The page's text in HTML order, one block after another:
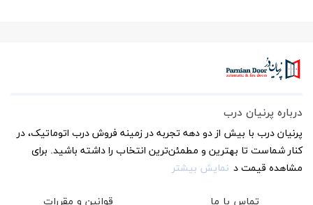
درباره پرنیان درب
پرنیان درب با بیش از دو دهه تجربه در زمینه فروش درب اتوماتیک، در
کنار شماست تا بهترین و مطمئن‌ترین انتخاب را داشته باشید. برای
مشاهده قیمت د نمایش بیشتر
تماس با ما قوانین و مقررات